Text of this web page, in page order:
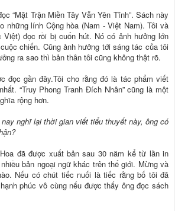
“Mặt Trận Miền Tây Vẫn Yên Tĩnh”. Sách này
những lính Cộng hòa (Nam - Việt Nam). Tôi và
đọc rồi bị cuốn hút. Nó có ảnh hưởng lớn
chiến. Cũng ảnh hưởng tới sáng tác của tôi
ra sao thì bản thân tôi cũng không thật rõ.
đọc gần đây.Tôi cho rằng đó là tác phẩm viết
“Truy Phong Tranh Đích Nhân” cũng là một
rộng hơn.
nghĩ lại thời gian viết tiểu thuyết này, ông có
đã được xuất bản sau 30 năm kể từ lần in
bản ngoại ngữ khác trên thế giới. Mừng và
Nếu có chút tiếc nuối là tiếc rằng bố tôi đã
phúc vô cùng nếu được thấy ông đọc sách